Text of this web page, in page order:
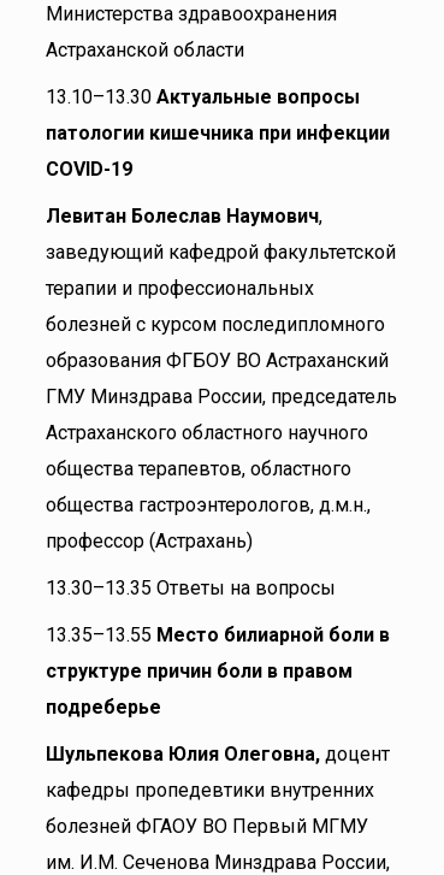
Министерства здравоохранения
Астраханской области
13.10–13.30 Актуальные вопросы
патологии кишечника при инфекции
COVID-19
Левитан Болеслав Наумович,
заведующий кафедрой факультетской
терапии и профессиональных
болезней с курсом последипломного
образования ФГБОУ ВО Астраханский
ГМУ Минздрава России, председатель
Астраханского областного научного
общества терапевтов, областного
общества гастроэнтерологов, д.м.н.,
профессор (Астрахань)
13.30–13.35 Ответы на вопросы
13.35–13.55 Место билиарной боли в
структуре причин боли в правом
подреберье
Шульпекова Юлия Олеговна, доцент
кафедры пропедевтики внутренних
болезней ФГАОУ ВО Первый МГМУ
им. И.М. Сеченова Минздрава России,